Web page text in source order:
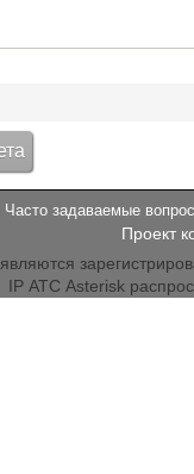
Часто задаваемые
Проект
являются
IP АТС Asterisk